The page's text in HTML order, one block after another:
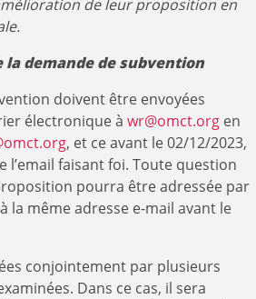
de leur proposition en
demande de subvention
doivent être envoyées
électronique à wr@omct.org en
, et ce avant le 02/12/2023,
l’email faisant foi. Toute question
pourra être adressée par
la même adresse e-mail avant le
conjointement par plusieurs
Dans ce cas, il sera